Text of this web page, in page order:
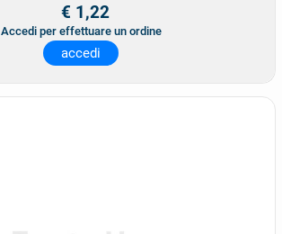
€ 1,22
Accedi per effettuare un ordine
accedi